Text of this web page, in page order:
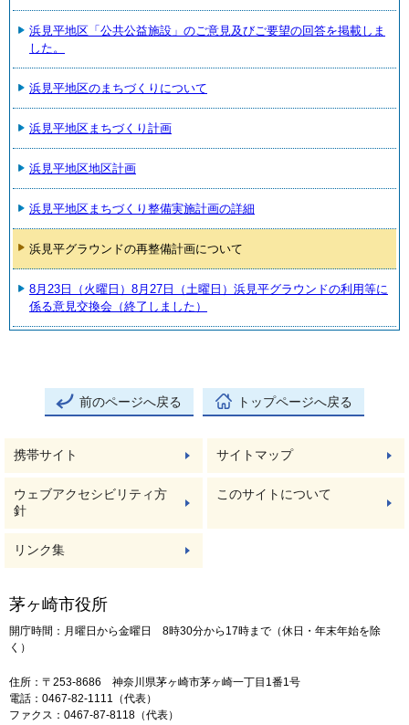
浜見平地区「公共公益施設」のご意見及びご要望の回答を掲載しま
した。
浜見平地区のまちづくりについて
浜見平地区まちづくり計画
浜見平地区地区計画
浜見平地区まちづくり整備実施計画の詳細
浜見平グラウンドの再整備計画について
8月23日（火曜日）8月27日（土曜日）浜見平グラウンドの利用等に
係る意見交換会（終了しました）
前のページへ戻る トップページへ戻る
携帯サイト サイトマップ
ウェブアクセシビリティ方
針
このサイトについて
リンク集
茅ヶ崎市役所
開庁時間：月曜日から金曜日 8時30分から17時まで（休日・年末年始を除
く）
住所：〒253-8686 神奈川県茅ヶ崎市茅ヶ崎一丁目1番1号
電話：0467-82-1111（代表）
ファクス：0467-87-8118（代表）